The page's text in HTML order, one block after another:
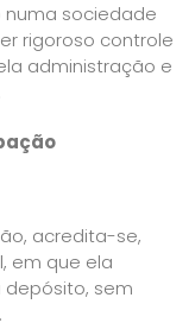
numa sociedade
rigoroso controle
administração e
acredita-se,
em que ela
sem